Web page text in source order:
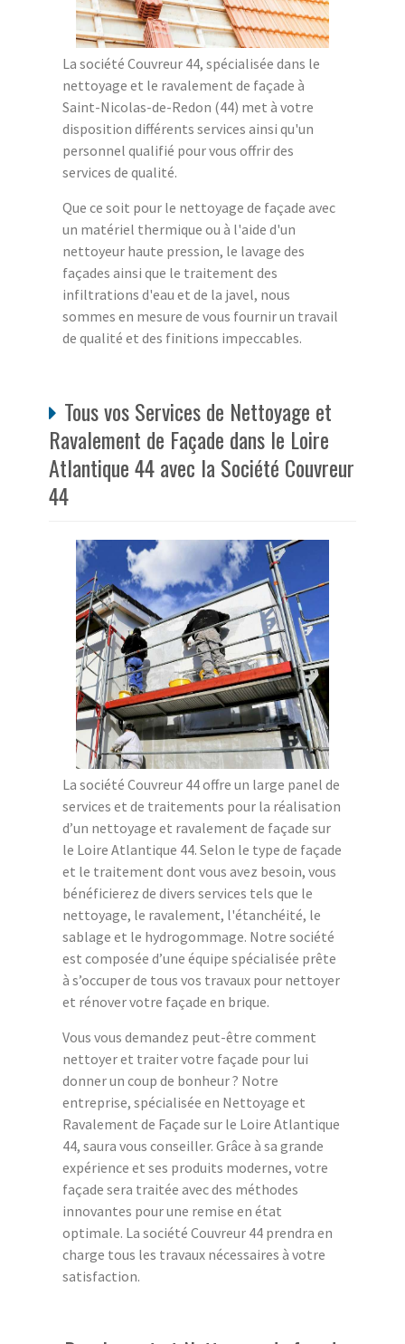
La société Couvreur 44, spécialisée dans le
nettoyage et le ravalement de façade à
Saint-Nicolas-de-Redon (44) met à votre
disposition différents services ainsi qu'un
personnel qualifié pour vous offrir des
services de qualité.
Que ce soit pour le nettoyage de façade avec
un matériel thermique ou à l'aide d'un
nettoyeur haute pression, le lavage des
façades ainsi que le traitement des
infiltrations d'eau et de la javel, nous
sommes en mesure de vous fournir un travail
de qualité et des finitions impeccables.
Tous vos Services de Nettoyage et
Ravalement de Façade dans le Loire
Atlantique 44 avec la Société Couvreur
44
La société Couvreur 44 offre un large panel de
services et de traitements pour la réalisation
d’un nettoyage et ravalement de façade sur
le Loire Atlantique 44. Selon le type de façade
et le traitement dont vous avez besoin, vous
bénéficierez de divers services tels que le
nettoyage, le ravalement, l'étanchéité, le
sablage et le hydrogommage. Notre société
est composée d’une équipe spécialisée prête
à s’occuper de tous vos travaux pour nettoyer
et rénover votre façade en brique.
Vous vous demandez peut-être comment
nettoyer et traiter votre façade pour lui
donner un coup de bonheur ? Notre
entreprise, spécialisée en Nettoyage et
Ravalement de Façade sur le Loire Atlantique
44, saura vous conseiller. Grâce à sa grande
expérience et ses produits modernes, votre
façade sera traitée avec des méthodes
innovantes pour une remise en état
optimale. La société Couvreur 44 prendra en
charge tous les travaux nécessaires à votre
satisfaction.